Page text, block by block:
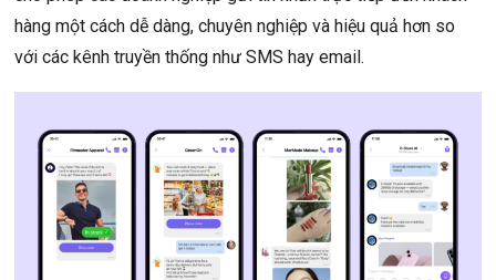
hàng một cách dễ dàng, chuyên nghiệp và hiệu quả hơn so
với các kênh truyền thống như SMS hay email.